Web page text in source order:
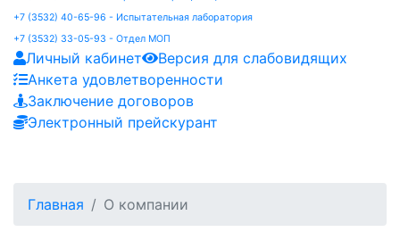
+7 (3532) 40-65-96 - Испытательная лаборатория
+7 (3532) 33-05-93 - Отдел МОП
Личный кабинет
Версия для слабовидящих
Анкета удовлетворенности
Заключение договоров
Электронный прейскурант
Главная О компании